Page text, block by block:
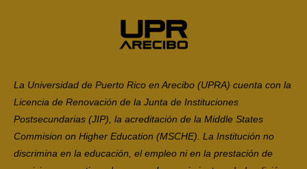
La Universidad de Puerto Rico en Arecibo (UPRA) cuenta con la
Licencia de Renovación de la Junta de Instituciones
Postsecundarias (JIP), la acreditación de la Middle States
Commision on Higher Education (MSCHE). La Institución no
discrimina en la educación, el empleo ni en la prestación de